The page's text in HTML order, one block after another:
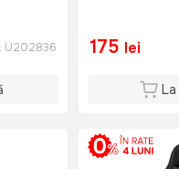
U202836 175 lei